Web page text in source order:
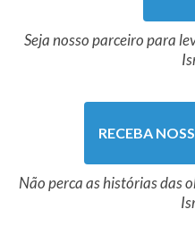
Seja nosso parceiro para
RECEBA
Não perca as histórias das